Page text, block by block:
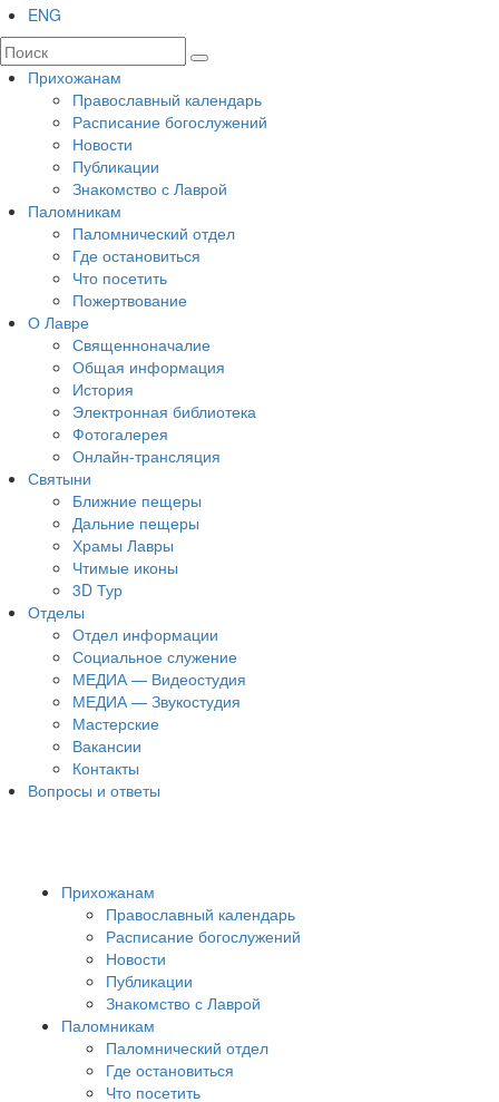
ENG
Прихожанам
Православный календарь
Расписание богослужений
Новости
Публикации
Знакомство с Лаврой
Паломникам
Паломнический отдел
Где остановиться
Что посетить
Пожертвование
О Лавре
Священноначалие
Общая информация
История
Электронная библиотека
Фотогалерея
Онлайн-трансляция
Святыни
Ближние пещеры
Дальние пещеры
Храмы Лавры
Чтимые иконы
3D Тур
Отделы
Отдел информации
Социальное служение
МЕДИА — Видеостудия
МЕДИА — Звукостудия
Мастерские
Вакансии
Контакты
Вопросы и ответы
Прихожанам
Православный календарь
Расписание богослужений
Новости
Публикации
Знакомство с Лаврой
Паломникам
Паломнический отдел
Где остановиться
Что посетить